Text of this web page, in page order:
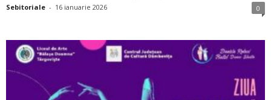
Sebitoriale - 16 ianuarie 2026 0